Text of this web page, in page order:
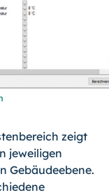
zeigt
jeweiligen
Gebäudeebene.